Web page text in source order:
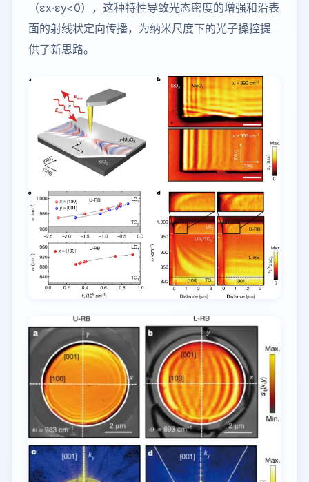
（εx·εy<0），这种特性导致光态密度的增强和沿表
面的射线状定向传播，为纳米尺度下的光子操控提
供了新思路。